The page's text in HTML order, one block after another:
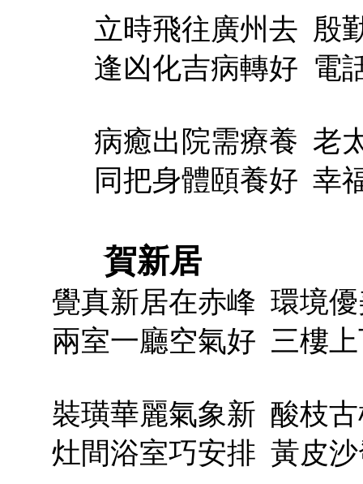
立時飛往廣州去 殷
逢凶化吉病轉好 電
病癒出院需療養 老
同把身體頤養好 幸
賀新居
覺真新居在赤峰 環境
兩室一廳空氣好 三樓
裝璜華麗氣象新 酸枝
灶間浴室巧安排 黃皮